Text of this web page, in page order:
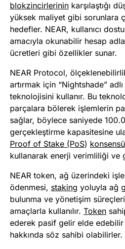
blokzincirlerinin karşılaştığı
yüksek maliyet gibi sorunlara
hedefler. NEAR, kullanıcı
amacıyla okunabilir hesap
ücretleri gibi özellikler sunar.
NEAR Protocol,
artırmak için “Nightshade”
teknolojisini kullanır. Bu
parçalara bölerek işlemlerin
sağlar, böylece saniyede
gerçekleştirme kapasitesine
Proof of Stake (PoS)
kullanarak enerji verimliliği ve
NEAR token, ağ üzerindeki
ödenmesi, staking yoluyla ağ
bulunma ve yönetişim
amaçlarla kullanılır. Token
ederek pasif gelir elde edebilir
hakkında söz sahibi olabilirler.